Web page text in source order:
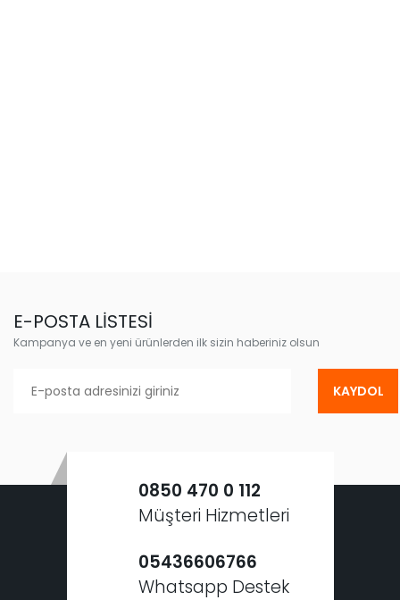
E-POSTA LİSTESİ
Kampanya ve en yeni ürünlerden ilk sizin haberiniz olsun
KAYDOL
0850 470 0 112
Müşteri Hizmetleri
05436606766
Whatsapp Destek